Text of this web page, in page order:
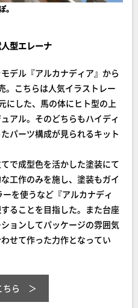
。
型エレーナ
デル『アルカナディア』から
。こちらは人気イラストレー
にした、馬の体にヒト型の上
アル。そのどちらもハイディ
パーツ構成が見られるキット
で成型色を活かした塗装にて
工作のみを施し、塗装もガイ
を使うなど『アルカナディ
ることを目指した。また台座
ョンしてパッケージの雰囲気
せて作った力作となってい
ら